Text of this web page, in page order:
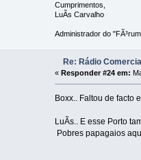
Cumprimentos,
LuÃ­s Carvalho
Administrador do
Re: Rádio Comercial
« Responder #24 em:
Boxx.. Faltou de facto
LuÃ­s.. E esse Porto
Pobres papagaios